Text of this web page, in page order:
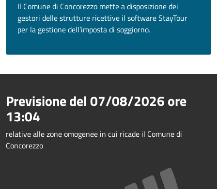
Il Comune di Concorezzo mette a disposizione dei
gestori delle strutture ricettive il software StayTour
per la gestione dell’imposta di soggiorno.
Previsione del07/08/2026ore
13:04
relative alle zone omogenee in cui ricade il Comune di
Concorezzo